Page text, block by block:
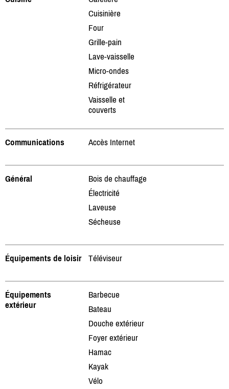
Cuisinière
Four
Grille-pain
Lave-vaisselle
Micro-ondes
Réfrigérateur
Vaisselle et
couverts
Communications Accès Internet
Général
Bois de chauffage
Électricité
Laveuse
Sécheuse
Équipements de loisir Téléviseur
Équipements
extérieur
Barbecue
Bateau
Douche extérieur
Foyer extérieur
Hamac
Kayak
Vélo